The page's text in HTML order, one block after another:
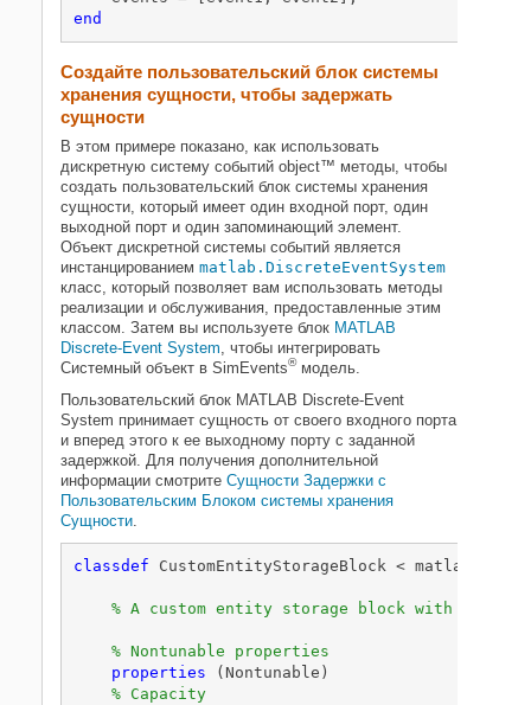
end
Создайте пользовательский блок системы
хранения сущности, чтобы задержать
сущности
В этом примере показано, как использовать
дискретную систему событий object™ методы, чтобы
создать пользовательский блок системы хранения
сущности, который имеет один входной порт, один
выходной порт и один запоминающий элемент.
Объект дискретной системы событий является
инстанцированием matlab.DiscreteEventSystem
класс, который позволяет вам использовать методы
реализации и обслуживания, предоставленные этим
классом. Затем вы используете блок MATLAB
Discrete-Event System, чтобы интегрировать
Системный объект в SimEvents®модель.
Пользовательский блок MATLAB Discrete-Event
System принимает сущность от своего входного порта
и вперед этого к ее выходному порту с заданной
задержкой. Для получения дополнительной
информации смотрите Сущности Задержки с
Пользовательским Блоком системы хранения
Сущности.
classdef CustomEntityStorageBlock <
% A custom entity storage block with one
% Nontunable properties
properties (Nontunable)
% Capacity